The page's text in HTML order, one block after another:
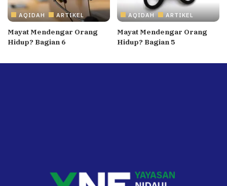
AQIDAH ARTIKEL
Mayat Mendengar Orang
Hidup? Bagian 6
AQIDAH ARTIKEL
Mayat Mendengar Orang
Hidup? Bagian 5